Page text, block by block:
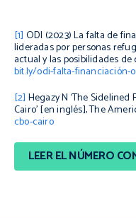
[1] ODI (2023)La falta de
lideradas por personas
actual y las posibilidades de
bit.ly/odi-falta-financiación-
[2] Hegazy N ‘The
Cairo’ [en inglés], The
cbo-cairo
LEER EL NÚMERO